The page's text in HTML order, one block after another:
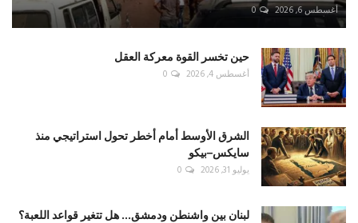
أغسطس 6, 2026 0
حين تخسر القوة معركة العقل
أغسطس 4, 2026 0
الشرق الأوسط أمام أخطر تحول استراتيجي منذ
سايكس–بيكو
يوليو 31, 2026 0
لبنان بين واشنطن ودمشق... هل تتغير قواعد اللعبة؟